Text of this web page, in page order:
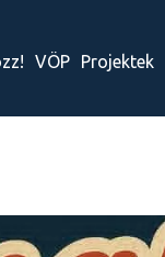
VÖP Projektek